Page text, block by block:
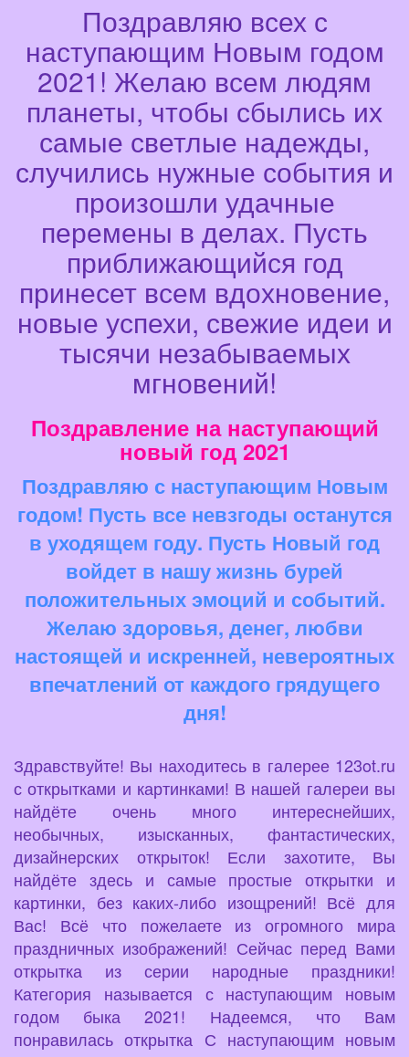
Поздравляю всех с
наступающим Новым годом
2021! Желаю всем людям
планеты, чтобы сбылись их
самые светлые надежды,
случились нужные события и
произошли удачные
перемены в делах. Пусть
приближающийся год
принесет всем вдохновение,
новые успехи, свежие идеи и
тысячи незабываемых
мгновений!
Поздравление на наступающий
новый год 2021
Поздравляю с наступающим Новым
годом! Пусть все невзгоды останутся
в уходящем году. Пусть Новый год
войдет в нашу жизнь бурей
положительных эмоций и событий.
Желаю здоровья, денег, любви
настоящей и искренней, невероятных
впечатлений от каждого грядущего
дня!
Здравствуйте! Вы находитесь в галерее 123ot.ru
с открытками и картинками! В нашей галереи вы
найдёте очень много интереснейших,
необычных, изысканных, фантастических,
дизайнерских открыток! Если захотите, Вы
найдёте здесь и самые простые открытки и
картинки, без каких-либо изощрений! Всё для
Вас! Всё что пожелаете из огромного мира
праздничных изображений! Сейчас перед Вами
открытка из серии народные праздники!
Категория называется с наступающим новым
годом быка 2021! Надеемся, что Вам
понравилась открытка С наступающим новым